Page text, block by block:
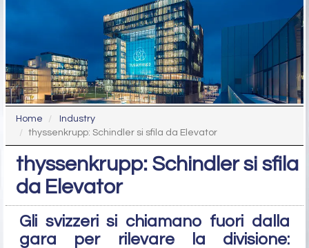
Home
Industry
thyssenkrupp: Schindler si sfila da Elevator
thyssenkrupp: Schindler si sfila
da Elevator
Gli svizzeri si chiamano fuori dalla
gara per rilevare la divisione: